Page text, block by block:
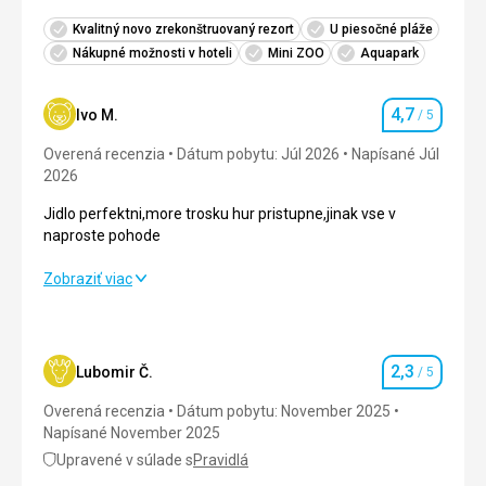
Kvalitný novo zrekonštruovaný rezort
U piesočné pláže
Nákupné možnosti v hoteli
Mini ZOO Aquapark
Ivo M. Hodnotenie
4,7 / 5
Overená recenzia Dátum pobytu: Júl 2026
Napísané Júl
2026
Jidlo perfektni,more trosku hur pristupne,jinak vse v
naproste pohode
Jidlo perfektni,more trosku hur pristupne,jinak vse v
Ubytovanie 4,0/ 5
Okolie
Služby
Zobraziť viac
Lubomir Č. Hodnotenie
2,3 / 5
Overená recenzia
Dátum pobytu: November 2025
Napísané November 2025
Upravené v súlade sPravidlá